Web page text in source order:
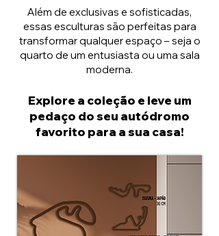
Além de exclusivas e sofisticadas,
essas esculturas são perfeitas para
transformar qualquer espaço – seja o
quarto de um entusiasta ou uma sala
moderna.
Explore a coleção e leve um
pedaço do seu autódromo
favorito para a sua casa!